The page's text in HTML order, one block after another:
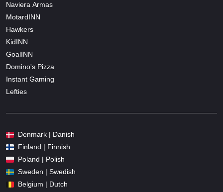
Naviera Armas
MotardINN
Hawkers
KidINN
GoalINN
Domino's Pizza
Instant Gaming
Lefties
Denmark | Danish
Finland | Finnish
Poland | Polish
Sweden | Swedish
Belgium | Dutch